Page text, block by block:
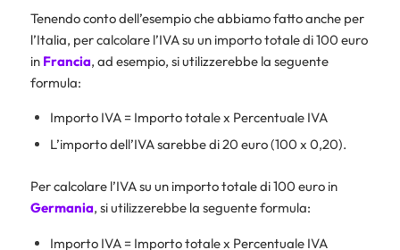
Tenendo conto dell’esempio che abbiamo fatto anche per
l’Italia, per calcolare l’IVA su un importo totale di 100 euro
in Francia, ad esempio, si utilizzerebbe la seguente
formula:
Importo IVA = Importo totale x Percentuale IVA
L’importo dell’IVA sarebbe di 20 euro (100 x 0,20).
Per calcolare l’IVA su un importo totale di 100 euro in
Germania, si utilizzerebbe la seguente formula:
Importo IVA = Importo totale x Percentuale IVA